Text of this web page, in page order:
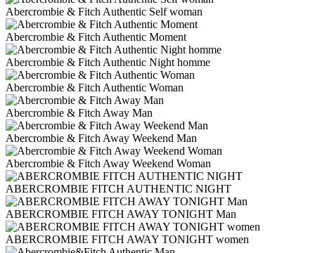
Abercrombie & Fitch Authentic Self woman
Abercrombie & Fitch Authentic Moment
Abercrombie & Fitch Authentic Night homme
Abercrombie & Fitch Authentic Woman
Abercrombie & Fitch Away Man
Abercrombie & Fitch Away Weekend Man
Abercrombie & Fitch Away Weekend Woman
ABERCROMBIE FITCH AUTHENTIC NIGHT
ABERCROMBIE FITCH AWAY TONIGHT Man
ABERCROMBIE FITCH AWAY TONIGHT women